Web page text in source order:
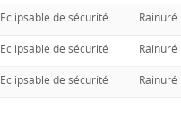
Eclipsable de sécurité Rainuré
Eclipsable de sécurité Rainuré
Eclipsable de sécurité Rainuré